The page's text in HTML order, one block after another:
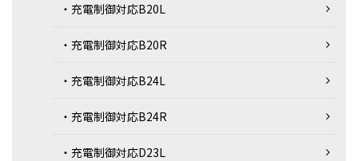
・充電制御対応B20L
・充電制御対応B20R
・充電制御対応B24L
・充電制御対応B24R
・充電制御対応D23L